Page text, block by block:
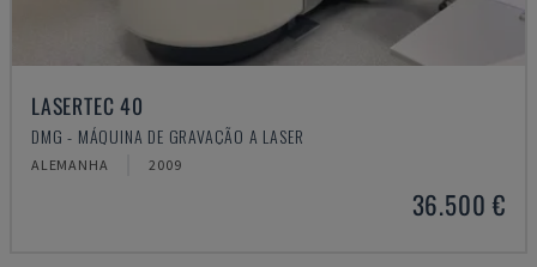
LASERTEC 40
DMG - MÁQUINA DE GRAVAÇÃO A LASER
ALEMANHA 2009
36.500 €